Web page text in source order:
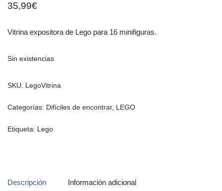
35,99€
Vitrina expositora de Lego para 16 minifiguras.
Sin existencias
SKU: LegoVitrina
Categorías: Difíciles de encontrar, LEGO
Etiqueta: Lego
Descripción Información adicional